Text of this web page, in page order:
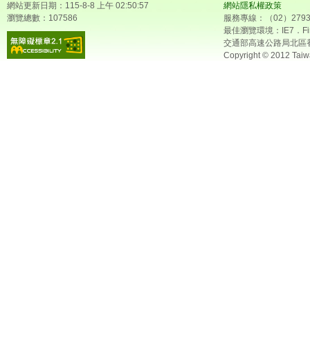
網站更新日期：115-8-8 上午 02:50:57
瀏覽總數：107586
網站隱私權政策
服務專線：（02）
最佳瀏覽環境：IE7．
交通部高速公路局北區
Copyright © 2012